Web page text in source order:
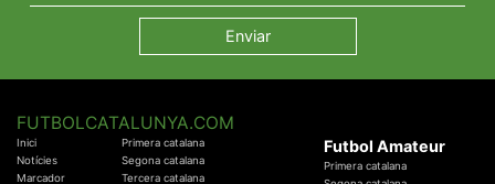
FUTBOLCATALUNYA.COM
Inici
Notícies
Marcador
Primera catalana
Segona catalana
Tercera catalana
Futbol Amateur
Primera catalana